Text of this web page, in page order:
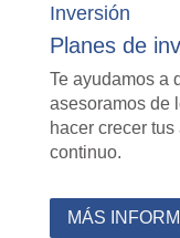
Inversión
Planes de
Te ayudamos a
asesoramos de
hacer crecer
continuo.
MÁS